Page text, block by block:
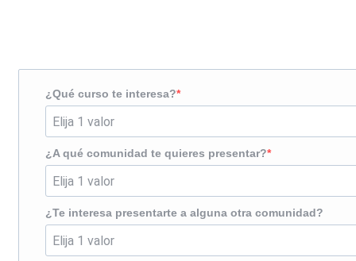
¿Qué curso te interesa?
¿A qué comunidad te quieres presentar?
¿Te interesa presentarte a alguna otra comunidad?